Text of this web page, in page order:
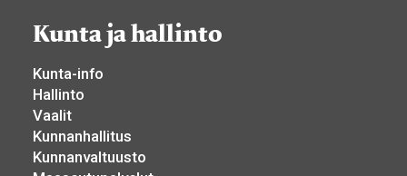
Kunta ja hallinto
Kunta-info
Hallinto
Vaalit
Kunnanhallitus
Kunnanvaltuusto